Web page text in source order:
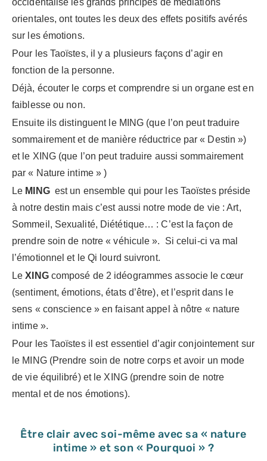
occidentalisé les grands principes de médiations
orientales, ont toutes les deux des effets positifs avérés
sur les émotions.
Pour les Taoïstes, il y a plusieurs façons d’agir en
fonction de la personne.
Déjà, écouter le corps et comprendre si un organe est en
faiblesse ou non.
Ensuite ils distinguent le MING (que l’on peut traduire
sommairement et de manière réductrice par « Destin »)
et le XING (que l’on peut traduire aussi sommairement
par « Nature intime » )
Le MING est un ensemble qui pour les Taoïstes préside
à notre destin mais c’est aussi notre mode de vie : Art,
Sommeil, Sexualité, Diététique… : C’est la façon de
prendre soin de notre « véhicule ». Si celui-ci va mal
l’émotionnel et le Qi lourd suivront.
LeXINGcomposé de 2 idéogrammes associe le cœur
(sentiment, émotions, états d’être), et l’esprit dans le
sens « conscience » en faisant appel à nôtre « nature
intime ».
Pour les Taoïstes il est essentiel d’agir conjointement sur
le MING (Prendre soin de notre corps et avoir un mode
de vie équilibré) et le XING (prendre soin de notre
mental et de nos émotions).
Être clair avec soi-même avec sa « nature
intime » et son « Pourquoi » ?